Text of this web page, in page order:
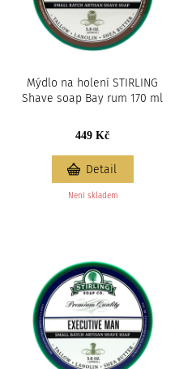
Mýdlo na holení STIRLING
Shave soap Bay rum 170 ml
449 Kč
Není skladem
Detail